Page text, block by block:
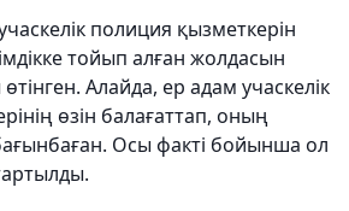
полиция қызметкерін
тойып алған жолдасын
Алайда, ер адам учаскелік
өзін балағаттап, оның
Осы факті бойынша ол